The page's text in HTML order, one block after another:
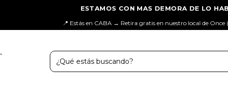
📍 Estás en CABA → Retira gratis en nuestro local de